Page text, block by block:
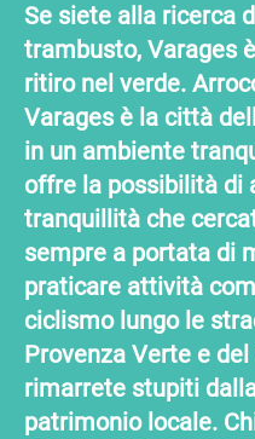
Se siete alla ricerca
trambusto, Varages
ritiro nel verde.
Varages è la città
in un ambiente
offre la possibilità di
tranquillità che
sempre a portata di
praticare attività
ciclismo lungo le
Provenza Verte e
rimarrete stupiti
patrimonio locale.